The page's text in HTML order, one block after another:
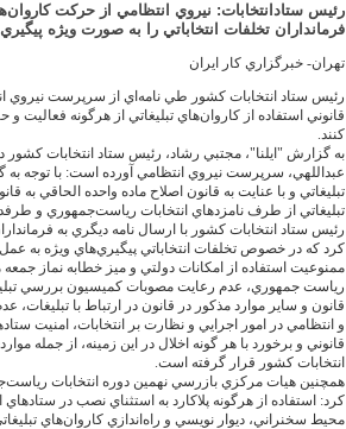
رئيس ستادانتخابات: نيروي انتظامي از حركت
فرمانداران تخلفات انتخاباتي را به صورت ويژه پيگيري
تهران- خبرگزاري كار ايران
رئيس ستاد انتخابات كشور طي نامه‌‏اي از سرپرست نيروي
قانوني استفاده از كاروان‌‏هاي تبليغاتي از هرگونه فعاليت
كنند.
به گزارش "ايلنا"، مجتبي رشاد، رئيس ستاد انتخابات
عبداللهي، سرپرست نيروي انتظامي آورده است: با توجه
تبليغاتي و با عنايت به قانون اصلاح ماده واحده الحاقي به
تبليغاتي از طرف نامزدهاي انتخابات رياست‌‏جمهوري و
رئيس ستاد انتخابات كشور با ارسال نامه ديگري به
كرد كه در خصوص تخلفات انتخاباتي پيگيري‌‏هاي ويژه به عمل
قانون و ساير موارد مذكور در قانون در ارتباط با تبليغات،
و انتظامي در امور اجرايي و نظارت بر انتخابات، امنيت
قانوني و برخورد با هر گونه اخلال در اين زمينه، از جمله
انتخابات كشور قرار گرفته است.
همچنين هيات مركزي بازرسي نهمين دوره انتخابات
كرد: استفاده از هرگونه پلاكارد به استثناي نصب در ستادهاي
محيط سخنراني، ديوار نويسي و راه‌‏اندازي كاروان‌‏هاي